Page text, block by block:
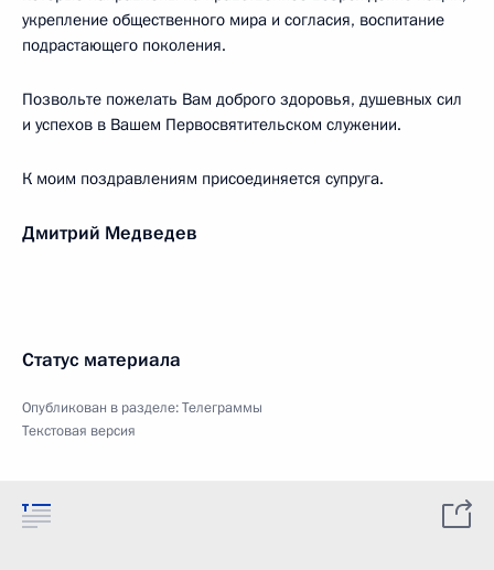
укрепление общественного мира и согласия, воспитание
подрастающего поколения.
Позвольте пожелать Вам доброго здоровья, душевных сил
и успехов в Вашем Первосвятительском служении.
К моим поздравлениям присоединяется супруга.
Дмитрий Медведев
Статус материала
Опубликован в разделе:Телеграммы
Текстовая версия